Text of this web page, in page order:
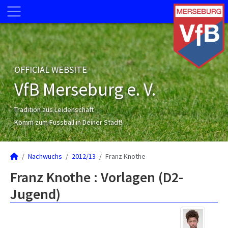
OFFICIAL WEBSITE
VfB Merseburg e. V.
Tradition aus Leidenschaft
Komm zum Fussball in Deiner Stadt!
Nachwuchs 2012/13 Franz Knothe
Franz Knothe : Vorlagen (D2-
Jugend)